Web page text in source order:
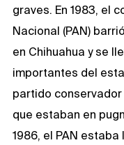
graves. En 1983, el
Nacional (PAN)
en Chihuahua y se
importantes del
partido
que estaban en
1986, el PAN